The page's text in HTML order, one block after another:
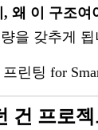
왜 이 구조여
을 갖추게
린팅 for
건 프로